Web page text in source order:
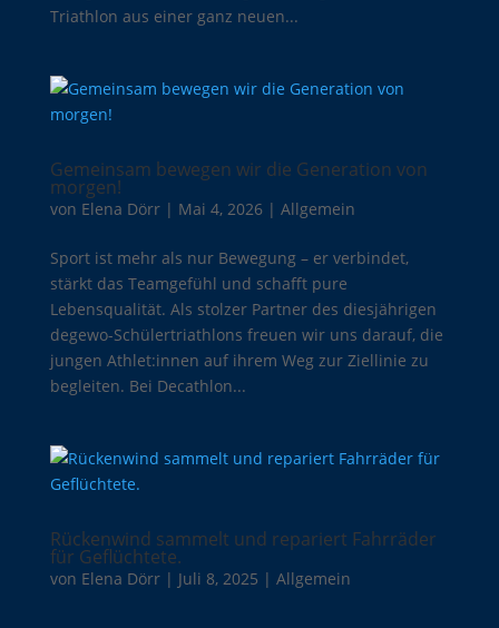
Triathlon aus einer ganz neuen...
Gemeinsam bewegen wir die Generation von
morgen!
von Elena Dörr| Mai 4, 2026| Allgemein
Sport ist mehr als nur Bewegung – er verbindet,
stärkt das Teamgefühl und schafft pure
Lebensqualität. Als stolzer Partner des diesjährigen
degewo-Schülertriathlons freuen wir uns darauf, die
jungen Athlet:innen auf ihrem Weg zur Ziellinie zu
begleiten. Bei Decathlon...
Rückenwind sammelt und repariert Fahrräder
für Geflüchtete.
von Elena Dörr| Juli 8, 2025 | Allgemein